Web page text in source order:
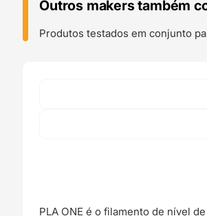
Outros makers também
Produtos testados em conjunto
PLA ONE é o filamento de nível